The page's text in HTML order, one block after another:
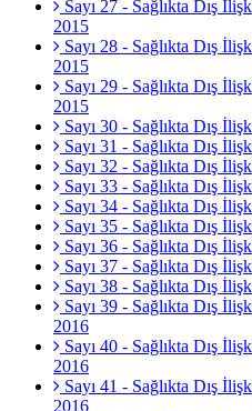
Sayı 27 - Sağlıkta Dış
2015
Sayı 28 - Sağlıkta Dış
2015
Sayı 29 - Sağlıkta Dış
2015
Sayı 30 - Sağlıkta Dış
Sayı 31 - Sağlıkta Dış
Sayı 32 - Sağlıkta Dış
Sayı 33 - Sağlıkta Dış
Sayı 34 - Sağlıkta Dış
Sayı 35 - Sağlıkta Dış
Sayı 36 - Sağlıkta Dış
Sayı 37 - Sağlıkta Dış
Sayı 38 - Sağlıkta Dış
Sayı 39 - Sağlıkta Dış
2016
Sayı 40 - Sağlıkta Dış
2016
Sayı 41 - Sağlıkta Dış
2016